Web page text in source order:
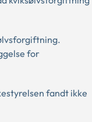
for
fandt ikke